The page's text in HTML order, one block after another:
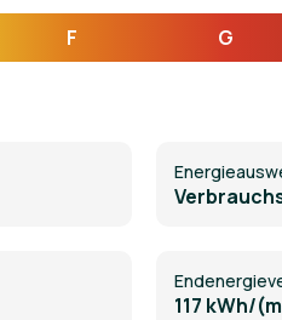
F G
117 kWh/